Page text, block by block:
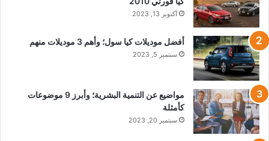
أكتوبر 13, 2023
أفضل موديلات كيا سول؛ وأهم 3 موديلات منهم
سبتمبر 5, 2023
مواضيع عن التنمية البشرية؛ وأبرز 9 موضوعات
كأمثلة
سبتمبر 20, 2023